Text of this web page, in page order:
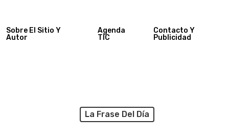
Sobre El Sitio Y
Autor
Agenda
TIC
Contacto Y
Publicidad
La Frase Del Día